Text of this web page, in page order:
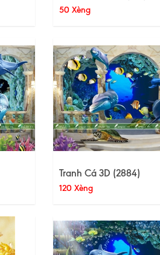
50 Xèng
Tranh Cá 3D (2884)
120 Xèng